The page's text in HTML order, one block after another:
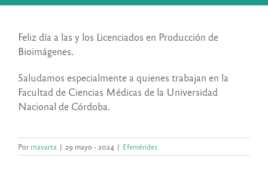
Feliz día a las y los Licenciados en Producción de
Bioimágenes.
Saludamos especialmente a quienes trabajan en la
Facultad de Ciencias Médicas de la Universidad
Nacional de Córdoba.
Porrnavarta | 29 mayo - 2024 | Efemérides